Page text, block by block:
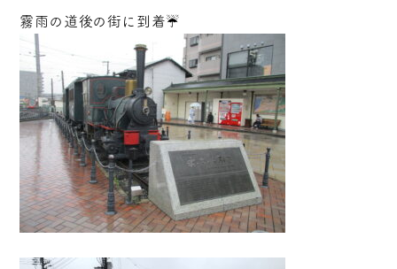
霧雨の道後の街に到着☔